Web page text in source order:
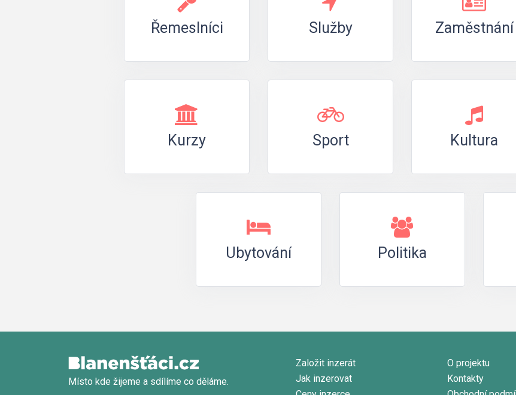
Řemeslníci Služby Zaměstnání
Kurzy Sport Kultura
Ubytování Politika
Místo kde žijeme a sdílíme co děláme.
Založit inzerát
Jak inzerovat
O projektu
Kontakty